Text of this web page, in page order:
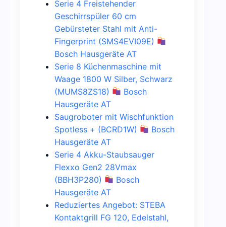
Serie 4 Freistehender
Geschirrspüler 60 cm
Gebürsteter Stahl mit Anti-
Fingerprint (SMS4EVI09E)
Bosch Hausgeräte AT
Serie 8 Küchenmaschine mit
Waage 1800 W Silber, Schwarz
(MUMS8ZS18)
Bosch
Hausgeräte AT
Saugroboter mit Wischfunktion
Spotless + (BCRD1W)
Bosch
Hausgeräte AT
Serie 4 Akku-Staubsauger
Flexxo Gen2 28Vmax
(BBH3P280)
Bosch
Hausgeräte AT
Reduziertes Angebot: STEBA
Kontaktgrill FG 120, Edelstahl,